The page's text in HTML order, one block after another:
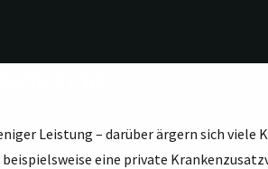
Leistung – darüber ärgern sich viele
eine private